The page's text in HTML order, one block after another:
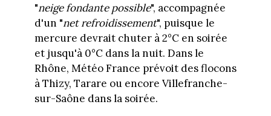
"neige fondante possible", accompagnée
d'un "net refroidissement", puisque le
mercure devrait chuter à 2°C en soirée
et jusqu'à 0°C dans la nuit. Dans le
Rhône, Météo France prévoit des flocons
à Thizy, Tarare ou encore Villefranche-
sur-Saône dans la soirée.